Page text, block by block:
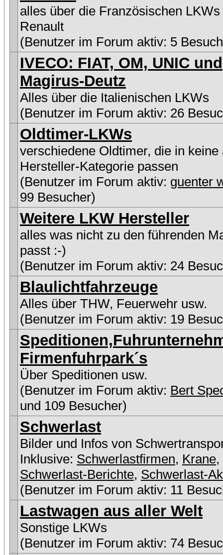
alles über die Französischen LKWs
Renault
(Benutzer im Forum aktiv: 5
IVECO: FIAT, OM, UNIC und
Magirus-Deutz
Alles über die Italienischen LKWs
(Benutzer im Forum aktiv: 26
Oldtimer-LKWs
verschiedene Oldtimer, die in keine
Hersteller-Kategorie passen
(Benutzer im Forum aktiv: guenter
99 Besucher)
Weitere LKW Hersteller
alles was nicht zu den führenden
passt :-)
(Benutzer im Forum aktiv: 24
Blaulichtfahrzeuge
Alles über THW, Feuerwehr usw.
(Benutzer im Forum aktiv: 19
Firmenfuhrpark´s
Über Speditionen usw.
(Benutzer im Forum aktiv: Bert
und 109 Besucher)
Schwerlast
Bilder und Infos von
Inklusive: Schwerlastfirmen, Krane,
Schwerlast-Berichte, Schwerlast-
(Benutzer im Forum aktiv: 11
Lastwagen aus aller Welt
Sonstige LKWs
(Benutzer im Forum aktiv: 74